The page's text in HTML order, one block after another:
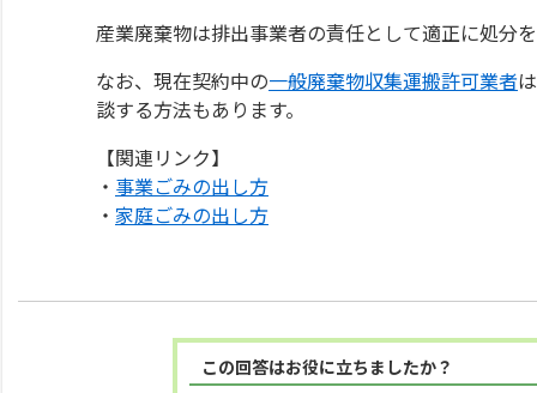
産業廃棄物は排出事業者の責任として適正に処分
なお、現在契約中の一般廃棄物収集運搬許可業者
談する方法もあります。
【関連リンク】
・ 事業ごみの出し方
・ 家庭ごみの出し方
この回答はお役に立ちましたか？